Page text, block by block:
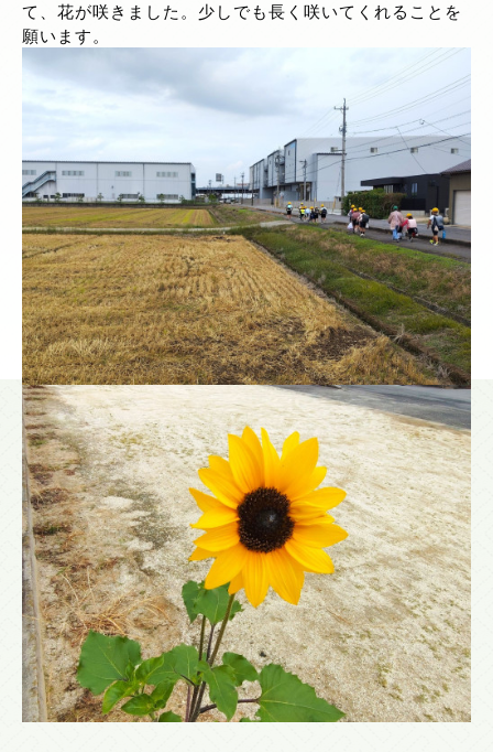
て、花が咲きました。少しでも長く咲いてくれることを
願います。